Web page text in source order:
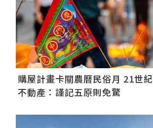
購屋計畫卡關農曆民俗月 21世紀
不動產：謹記五原則免驚